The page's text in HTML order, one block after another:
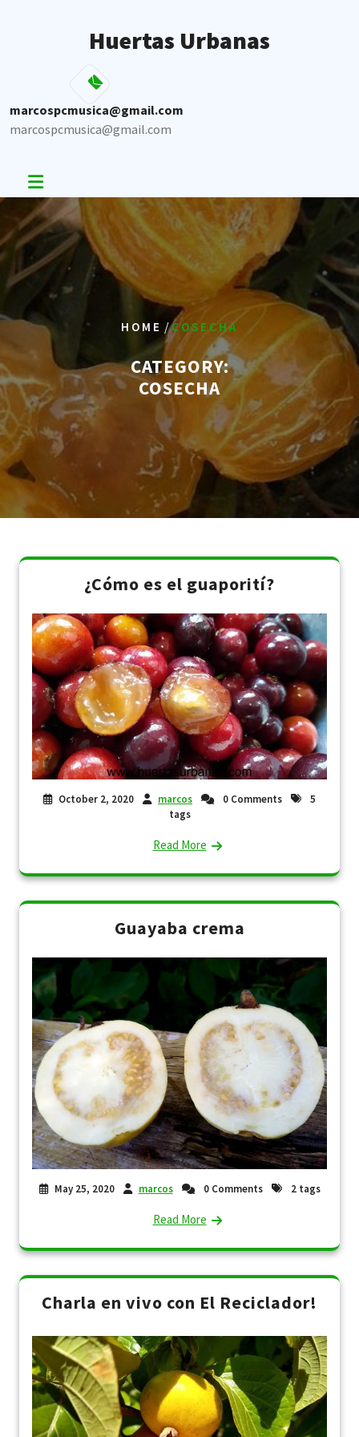
Huertas Urbanas
marcospcmusica@gmail.com
marcospcmusica@gmail.com
HOME /COSECHA
CATEGORY:
COSECHA
¿Cómo es el guaporití?
October 2, 2020 marcos 0 Comments
5
tags
Read More
Guayaba crema
May 25, 2020 marcos 0 Comments 2 tags
Read More
Charla en vivo con El Reciclador!